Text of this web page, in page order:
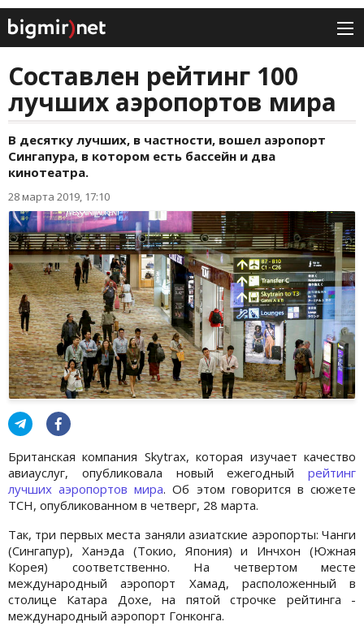
Составлен рейтинг 100
лучших аэропортов мира
В десятку лучших, в частности, вошел аэропорт
Сингапура, в котором есть бассейн и два
кинотеатра.
28 марта 2019, 17:10
Британская компания Skytrax, которая изучает качество
авиауслуг, опубликовала новый ежегодный рейтинг
лучших аэропортов мира. Об этом говорится в сюжете
ТСН, опубликованном в четверг, 28 марта.
Так, три первых места заняли азиатские аэропорты: Чанги
(Сингапур), Ханэда (Токио, Япония) и Инчхон (Южная
Корея) соответственно. На четвертом месте
международный аэропорт Хамад, расположенный в
столице Катара Дохе, на пятой строчке рейтинга -
международный аэропорт Гонконга.